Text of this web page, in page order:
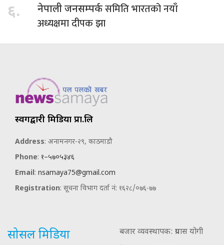
६. नेपाली जनसम्पर्कसमिति भारतको नयाँ
अध्यक्षमा दीपक झा
स्वर्गद्वारी मिडिया प्रा.लि
Address: अनामनगर-२९, काठमाडौ
Phone: १–५७०५३४६
Email: nsamaya75@gmail.com
Registration: सूचना विभाग दर्ता नं: १६२८/०७६-७७
सोसल मिडिया
बजार व्यवस्थापक: प्रयास योगी